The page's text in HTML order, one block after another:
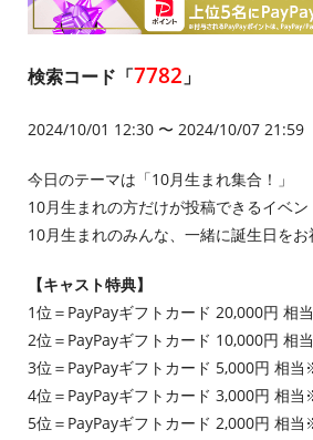
検索コード「7782 」
2024/10/01 12:30 〜 2024/10/07 21:59
今日のテーマは「10月生まれ集合！」
10月生まれの方だけが投稿できるイベン
10月生まれのみんな、一緒に誕生日をお
【キャスト特典】
1位＝PayPayギフトカード 20,000円 相
2位＝PayPayギフトカード 10,000円 相
3位＝PayPayギフトカード 5,000円 相
4位＝PayPayギフトカード 3,000円 相
5位＝PayPayギフトカード 2,000円 相